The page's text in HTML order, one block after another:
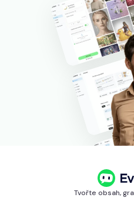
Tvořte obsah,